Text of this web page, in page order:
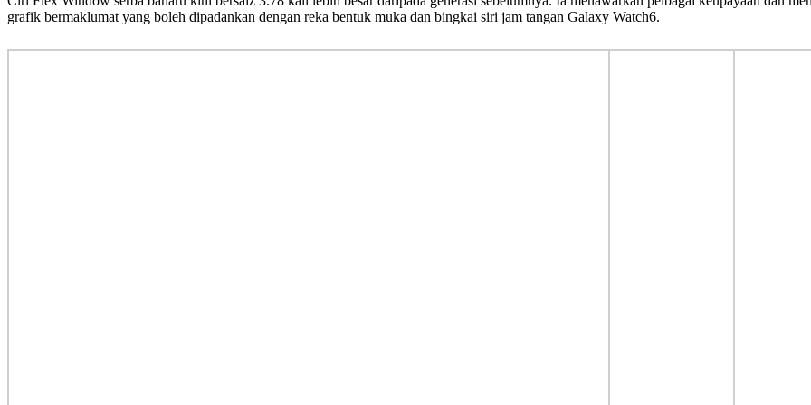
grafik bermaklumat yang boleh dipadankan dengan reka bentuk muka dan bingkai siri jam tangan Galaxy Watch6.